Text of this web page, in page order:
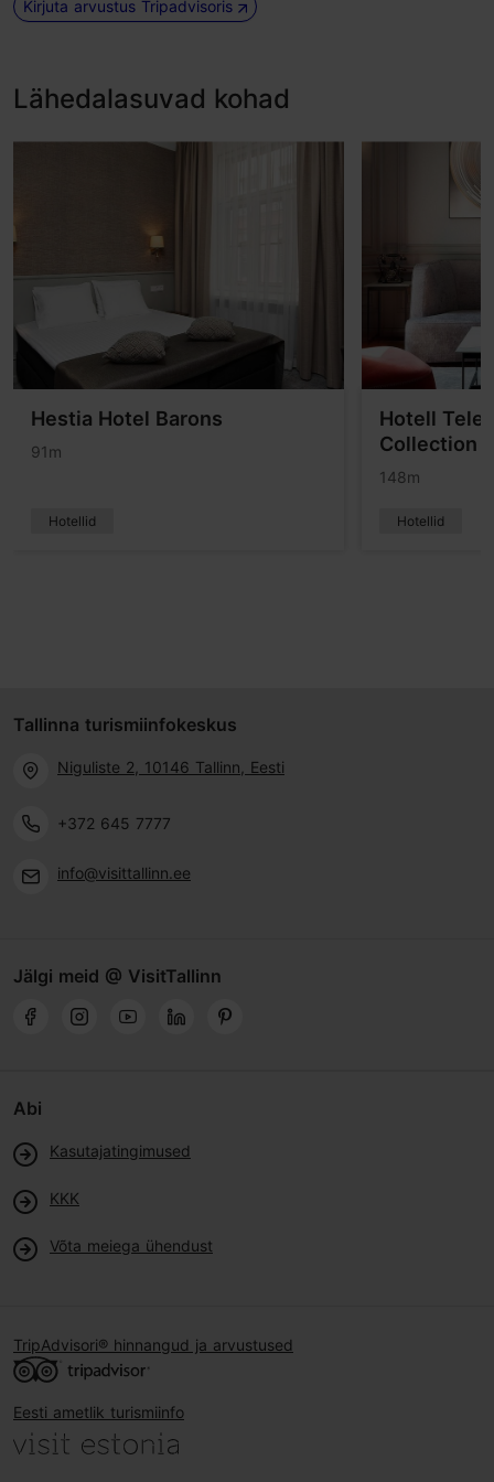
Kirjuta arvustus Tripadvisoris
Lähedalasuvad kohad
Hestia Hotel Barons
91m
Hotellid
Hotell
Collection
148m
Hotellid
Tallinna turismiinfokeskus
Niguliste 2, 10146 Tallinn, Eesti
+372 645 7777
info@visittallinn.ee
Jälgi meid @ VisitTallinn
Abi
Kasutajatingimused
KKK
Võta meiega ühendust
TripAdvisori® hinnangud ja arvustused
Eesti ametlik turismiinfo